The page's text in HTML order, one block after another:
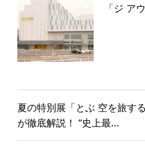
「ジ ア
夏の特別展「とぶ 空を旅す
が徹底解説！ “史上最...